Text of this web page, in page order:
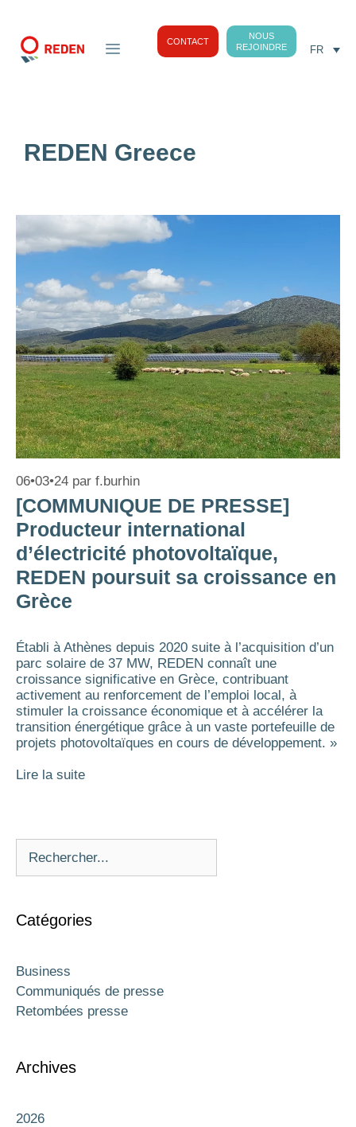
CONTACT
NOUS
REJOINDRE
FR
REDEN Greece
06•03•24 par f.burhin
[COMMUNIQUE DE PRESSE]
Producteur international
d’électricité photovoltaïque,
REDEN poursuit sa croissance en
Grèce
Établi à Athènes depuis 2020 suite à l’acquisition d’un
parc solaire de 37 MW, REDEN connaît une
croissance significative en Grèce, contribuant
activement au renforcement de l’emploi local, à
stimuler la croissance économique et à accélérer la
transition énergétique grâce à un vaste portefeuille de
projets photovoltaïques en cours de développement. »
Lire la suite
Catégories
Business
Communiqués de presse
Retombées presse
Archives
2026